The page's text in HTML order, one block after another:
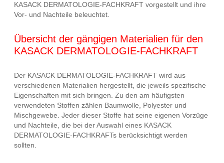
KASACK DERMATOLOGIE-FACHKRAFT vorgestellt und ihre
Vor- und Nachteile beleuchtet.
Übersicht der gängigen Materialien für den
KASACK DERMATOLOGIE-FACHKRAFT
Der KASACK DERMATOLOGIE-FACHKRAFT wird aus
verschiedenen Materialien hergestellt, die jeweils spezifische
Eigenschaften mit sich bringen. Zu den am häufigsten
verwendeten Stoffen zählen Baumwolle, Polyester und
Mischgewebe. Jeder dieser Stoffe hat seine eigenen Vorzüge
und Nachteile, die bei der Auswahl eines KASACK
DERMATOLOGIE-FACHKRAFTs berücksichtigt werden
sollten.